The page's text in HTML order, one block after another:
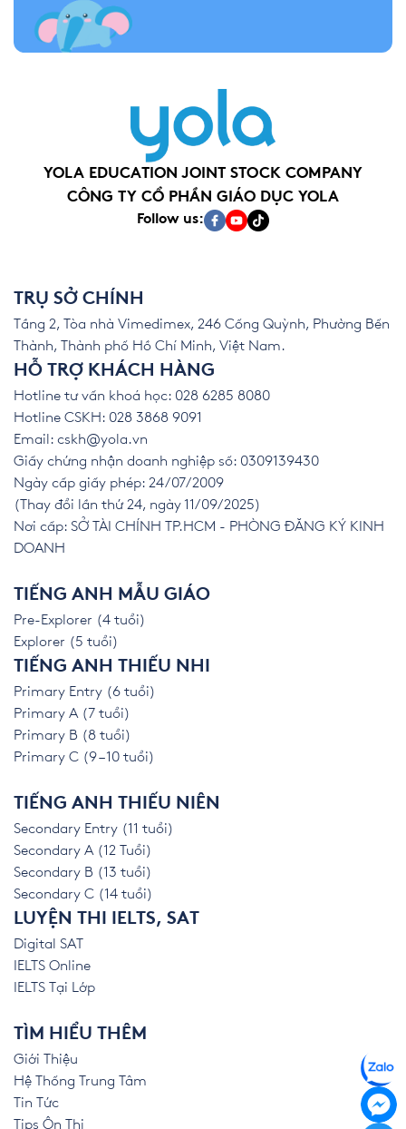
YOLA EDUCATION JOINT STOCK COMPANY
CÔNG TY CỔ PHẦN GIÁO DỤC YOLA
Follow us:
TRỤ SỞ CHÍNH
Tầng 2, Tòa nhà Vimedimex, 246 Cống Quỳnh, Phường Bến
Thành, Thành phố Hồ Chí Minh, Việt Nam.
HỖ TRỢ KHÁCH HÀNG
Hotline tư vấn khoá học: 028 6285 8080
Hotline CSKH: 028 3868 9091
Email: cskh@yola.vn
Giấy chứng nhận doanh nghiệp số: 0309139430
Ngày cấp giấy phép: 24/07/2009
(Thay đổi lần thứ 24, ngày 11/09/2025)
Nơi cấp: SỞ TÀI CHÍNH TP.HCM - PHÒNG ĐĂNG KÝ KINH
DOANH
TIẾNG ANH MẪU GIÁO
Pre-Explorer (4 tuổi)
Explorer (5 tuổi)
TIẾNG ANH THIẾU NHI
Primary Entry (6 tuổi)
Primary A (7 tuổi)
Primary B (8 tuổi)
Primary C (9 – 10 tuổi)
TIẾNG ANH THIẾU NIÊN
Secondary Entry (11 tuổi)
Secondary A (12 Tuổi)
Secondary B (13 tuổi)
Secondary C (14 tuổi)
LUYỆN THI IELTS, SAT
Digital SAT
IELTS Online
IELTS Tại Lớp
TÌM HIỂU THÊM
Giới Thiệu
Hệ Thống Trung Tâm
Tin Tức
Tips Ôn Thi